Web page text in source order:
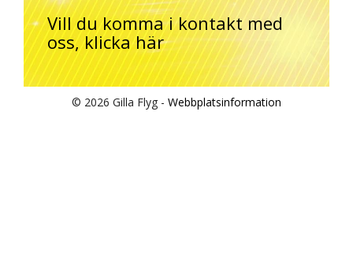
Vill du komma i kontakt med
oss, klicka här
© 2026 Gilla Flyg - Webbplatsinformation